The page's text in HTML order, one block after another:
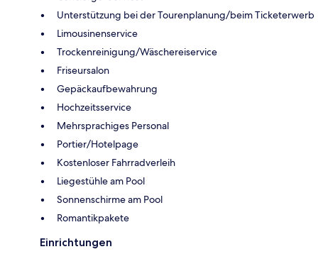
Unterstützung bei der Tourenplanung/beim Ticketerwerb
Limousinenservice
Trockenreinigung/Wäschereiservice
Friseursalon
Gepäckaufbewahrung
Hochzeitsservice
Mehrsprachiges Personal
Portier/Hotelpage
Kostenloser Fahrradverleih
Liegestühle am Pool
Sonnenschirme am Pool
Romantikpakete
Einrichtungen